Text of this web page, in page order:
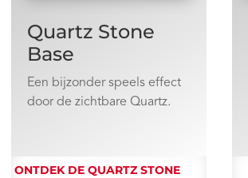
Quartz Stone
Base
Een bijzonder speels effect
door de zichtbare Quartz.
ONTDEK DE QUARTZ STONE